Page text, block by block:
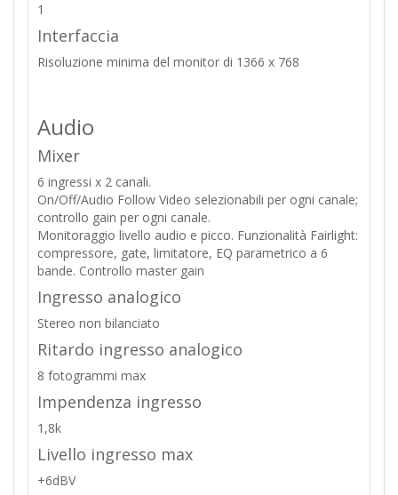
1
Interfaccia
Risoluzione minima del monitor di 1366 x 768
Audio
Mixer
6 ingressi x 2 canali.
On/Off/Audio Follow Video selezionabili per ogni canale;
controllo gain per ogni canale.
Monitoraggio livello audio e picco. Funzionalità Fairlight:
compressore, gate, limitatore, EQ parametrico a 6
bande. Controllo master gain
Ingresso analogico
Stereo non bilanciato
Ritardo ingresso analogico
8 fotogrammi max
Impendenza ingresso
1,8k
Livello ingresso max
+6dBV